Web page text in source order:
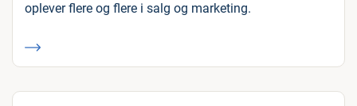
oplever flere og flere i salg og marketing.